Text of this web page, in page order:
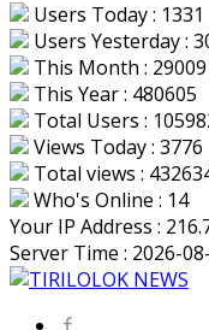
Users Today : 1331
Users Yesterday :
This Month : 29009
This Year : 480605
Total Users :
Views Today : 3776
Total views :
Who's Online : 14
Your IP Address :
Server Time : 2026-